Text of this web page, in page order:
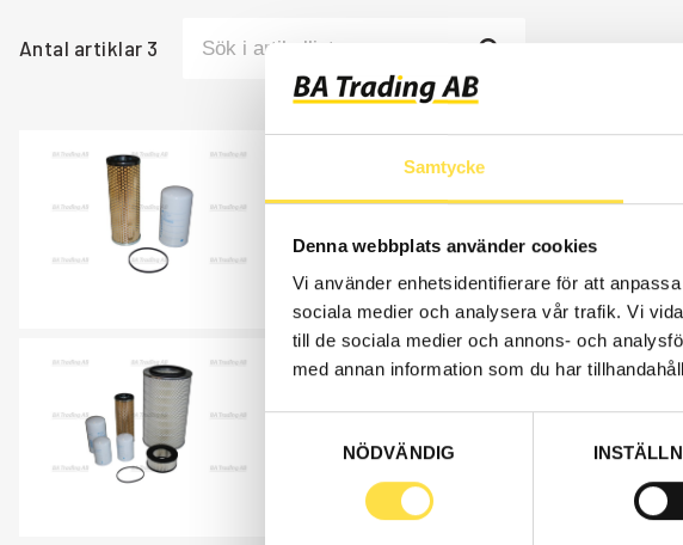
Samtycke
Denna webbplats använder cookies
Vi använder enhetsidentifierare för att
sociala medier och analysera vår trafik. Vi
till de sociala medier och annons- och
med annan information som du har
NÖDVÄNDIG
Antal artiklar 3
FILTERSATS 500H
FI2006
Ref. nrFI860S500
Åtgår1
FILTERSATS 1000H
FI2007
Ref. nrFI860S1000
Åtgår